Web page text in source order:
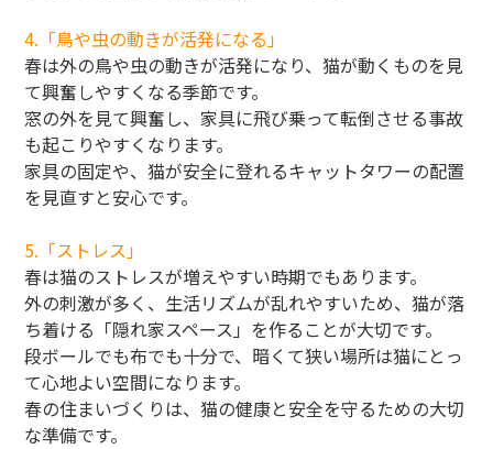
4.「鳥や虫の動きが活発になる」
春は外の鳥や虫の動きが活発になり、猫が動くものを見
て興奮しやすくなる季節です。
窓の外を見て興奮し、家具に飛び乗って転倒させる事故
も起こりやすくなります。
家具の固定や、猫が安全に登れるキャットタワーの配置
を見直すと安心です。
5.「ストレス」
春は猫のストレスが増えやすい時期でもあります。
外の刺激が多く、生活リズムが乱れやすいため、猫が落
ち着ける「隠れ家スペース」を作ることが大切です。
段ボールでも布でも十分で、暗くて狭い場所は猫にとっ
て心地よい空間になります。
春の住まいづくりは、猫の健康と安全を守るための大切
な準備です。